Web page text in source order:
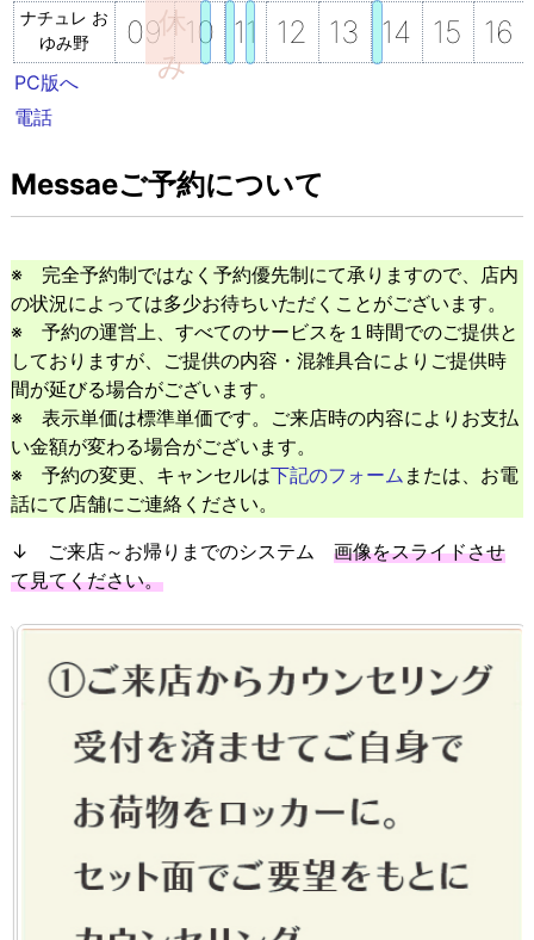
ナチュレ お
ゆみ野
09 10 11 12 13 14 15 16
休
み
PC版へ
電話
Messaeご予約について
※ 完全予約制ではなく予約優先制にて承りますので、店内
の状況によっては多少お待ちいただくことがございます。
※ 予約の運営上、すべてのサービスを１時間でのご提供と
しておりますが、ご提供の内容・混雑具合によりご提供時
間が延びる場合がございます。
※ 表示単価は標準単価です。ご来店時の内容によりお支払
い金額が変わる場合がございます。
※ 予約の変更、キャンセルは下記のフォーム または、お電
話にて店舗にご連絡ください。
↓ ご来店～お帰りまでのシステム 画像をスライドさせ
て見てください。